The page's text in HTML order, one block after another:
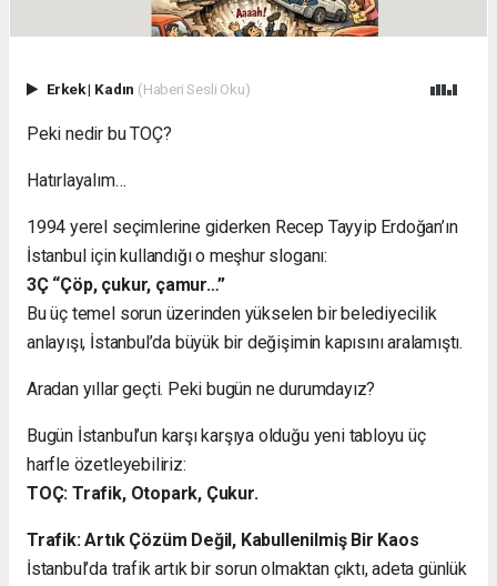
Erkek| Kadın (Haberi Sesli Oku)
Peki nedir bu TOÇ?
Hatırlayalım…
1994 yerel seçimlerine giderken Recep Tayyip Erdoğan’ın
İstanbul için kullandığı o meşhur sloganı:
3Ç “Çöp, çukur, çamur…”
Bu üç temel sorun üzerinden yükselen bir belediyecilik
anlayışı, İstanbul’da büyük bir değişimin kapısını aralamıştı.
Aradan yıllar geçti. Peki bugün ne durumdayız?
Bugün İstanbul’un karşı karşıya olduğu yeni tabloyu üç
harfle özetleyebiliriz:
TOÇ: Trafik, Otopark, Çukur.
Trafik: Artık Çözüm Değil, Kabullenilmiş Bir Kaos
İstanbul’da trafik artık bir sorun olmaktan çıktı, adeta günlük